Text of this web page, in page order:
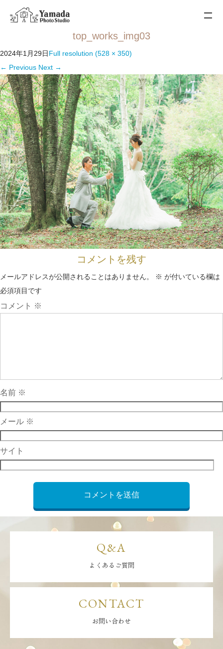
top_works_img03
2024年1月29日Full resolution (528 × 350)
← Previous Next →
コメントを残す
メールアドレスが公開されることはありません。 ※ が付いている欄は
必須項目です
コメント ※
名前 ※
メール ※
サイト
Q&A
よくあるご質問
CONTACT
お問い合わせ